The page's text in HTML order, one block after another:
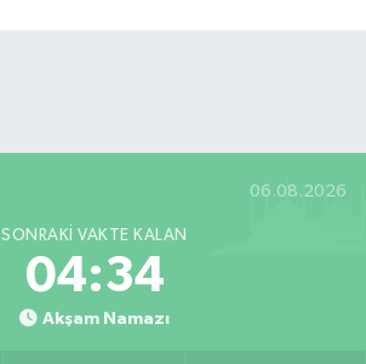
06.08.2026
SONRAKI VAKTE KALAN
04:33
Akşam Namazı